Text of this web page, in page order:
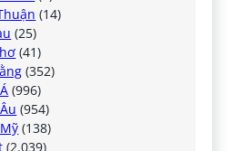
(14)
(25)
(41)
(352)
(996)
(954)
(138)
(2.039)